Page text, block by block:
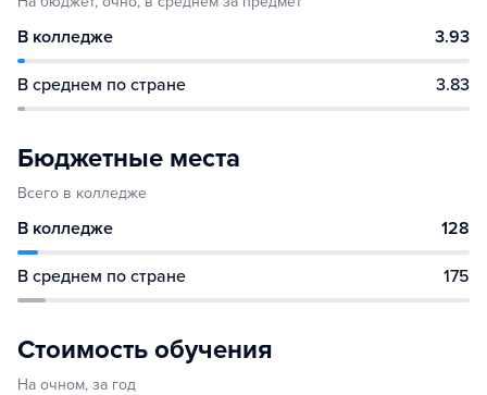
В колледже 3.93
В среднем по стране 3.83
Бюджетные места
Всего в колледже
В колледже 128
В среднем по стране 175
Стоимость обучения
На очном, за год